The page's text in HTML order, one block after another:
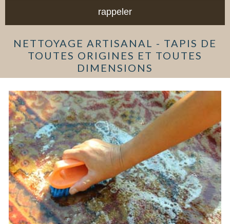
NETTOYAGE ARTISANAL - TAPIS DE
TOUTES ORIGINES ET TOUTES
DIMENSIONS